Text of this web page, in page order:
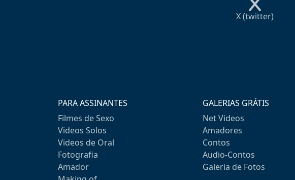
X (twitter)
PARA ASSINANTES
Filmes de Sexo
Videos Solos
Videos de Oral
Fotografia
Amador
GALERIAS GRÁTIS
Net Videos
Amadores
Contos
Audio-Contos
Galeria de Fotos